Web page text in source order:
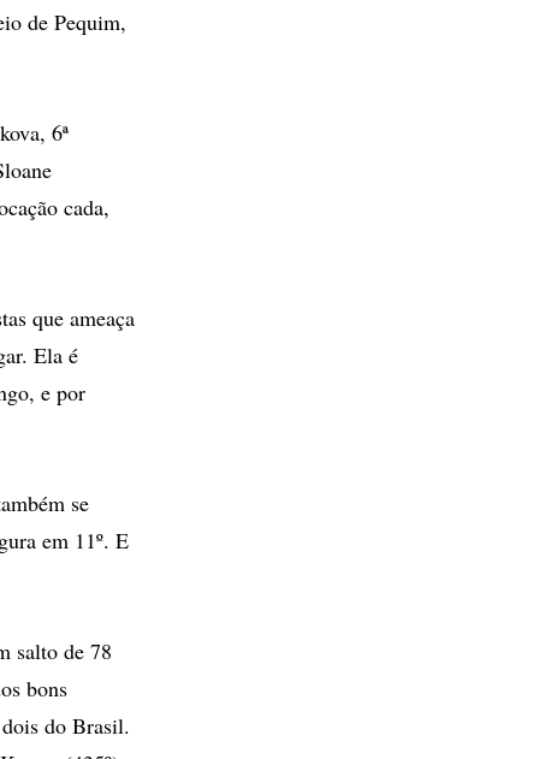
de Pequim,
6ª
cada,
que ameaça
Ela é
e por
se
em 11º. E
salto de 78
bons
do Brasil.